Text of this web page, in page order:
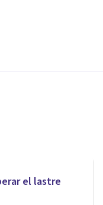
efectos
el lastre